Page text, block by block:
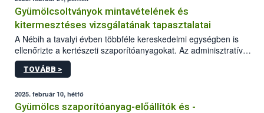
Gyümölcsoltványok mintavételének és
kitermesztéses vizsgálatának tapasztalatai
A Nébih a tavalyi évben többféle kereskedelmi egységben is
ellenőrizte a kertészeti szaporítóanyagokat. Az adminisztratív
szempontú ellenőrzések (származás, jelölés, minőség) mellett a
szakemberek nevelés során is vizsgálták a
célja a szabadföldbe kiültetett oltványok fejlődéséről és
minőségéről való információszerzés volt.
TOVÁBB >
2025. február 10, hétfő
Gyümölcs szaporítóanyag-előállítók és -